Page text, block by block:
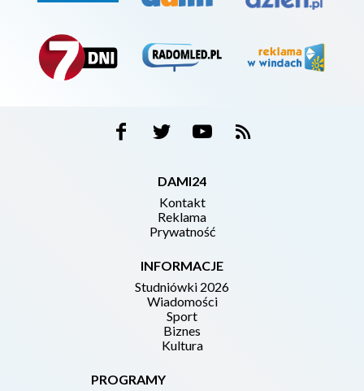
DAMI24
Kontakt
Reklama
Prywatność
INFORMACJE
Studniówki 2026
Wiadomości
Sport
Biznes
Kultura
PROGRAMY